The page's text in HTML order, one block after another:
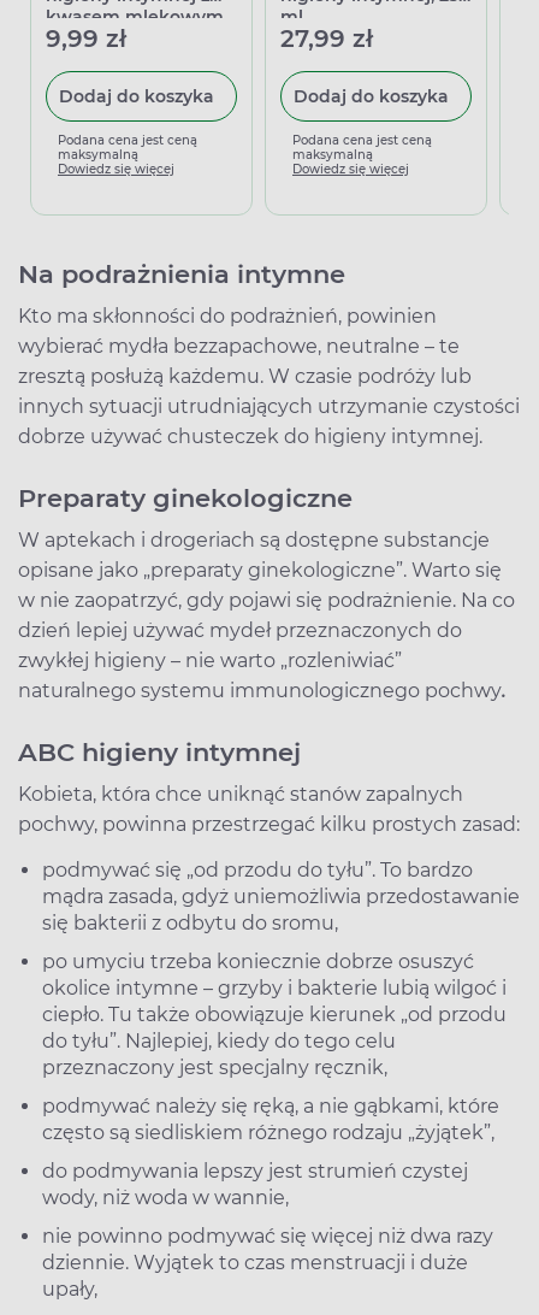
kwasem mlekowym,
500 ml
9,99 zł
Dodaj do koszyka
Podana cena jest ceną
maksymalną
Dowiedz się więcej
ml
27,99 zł
Dodaj do koszyka
Podana cena jest ceną
maksymalną
Dowiedz się więcej
Na podrażnienia intymne
Kto ma skłonności do podrażnień, powinien
wybierać mydła bezzapachowe, neutralne – te
zresztą posłużą każdemu. W czasie podróży lub
innych sytuacji utrudniających utrzymanie czystości
dobrze używać chusteczek do higieny intymnej.
Preparaty ginekologiczne
W aptekach i drogeriach są dostępne substancje
opisane jako „preparaty ginekologiczne”. Warto się
w nie zaopatrzyć, gdy pojawi się podrażnienie. Na co
dzień lepiej używać mydeł przeznaczonych do
zwykłej higieny – nie warto „rozleniwiać”
naturalnego systemu immunologicznego pochwy.
ABC higieny intymnej
Kobieta, która chce uniknąć stanów zapalnych
pochwy, powinna przestrzegać kilku prostych zasad:
podmywać się „od przodu do tyłu”. To bardzo
mądra zasada, gdyż uniemożliwia przedostawanie
się bakterii z odbytu do sromu,
po umyciu trzeba koniecznie dobrze osuszyć
okolice intymne – grzyby i bakterie lubią wilgoć i
ciepło. Tu także obowiązuje kierunek „od przodu
do tyłu”. Najlepiej, kiedy do tego celu
przeznaczony jest specjalny ręcznik,
podmywać należy się ręką, a nie gąbkami, które
często są siedliskiem różnego rodzaju „żyjątek”,
do podmywania lepszy jest strumień czystej
wody, niż woda w wannie,
nie powinno podmywać się więcej niż dwa razy
dziennie. Wyjątek to czas menstruacji i duże
upały,